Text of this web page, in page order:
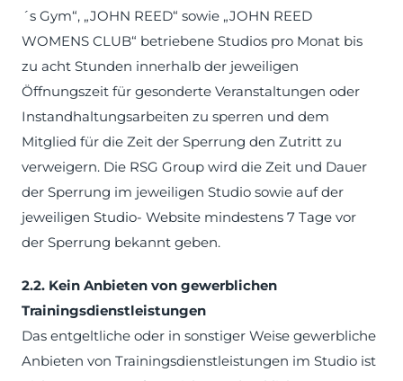
´s Gym“, „JOHN REED“ sowie „JOHN REED
WOMENS CLUB“ betriebene Studios pro Monat bis
zu acht Stunden innerhalb der jeweiligen
Öffnungszeit für gesonderte Veranstaltungen oder
Instandhaltungsarbeiten zu sperren und dem
Mitglied für die Zeit der Sperrung den Zutritt zu
verweigern. Die RSG Group wird die Zeit und Dauer
der Sperrung im jeweiligen Studio sowie auf der
jeweiligen Studio- Website mindestens 7 Tage vor
der Sperrung bekannt geben.
2.2. Kein Anbieten von gewerblichen
Trainingsdienstleistungen
Das entgeltliche oder in sonstiger Weise gewerbliche
Anbieten von Trainingsdienstleistungen im Studio ist